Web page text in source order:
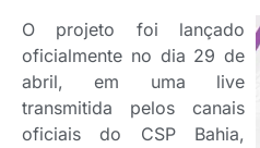
O projeto foi lançado
oficialmente no dia 29 de
abril, em uma live
transmitida pelos canais
oficiais do CSP Bahia,